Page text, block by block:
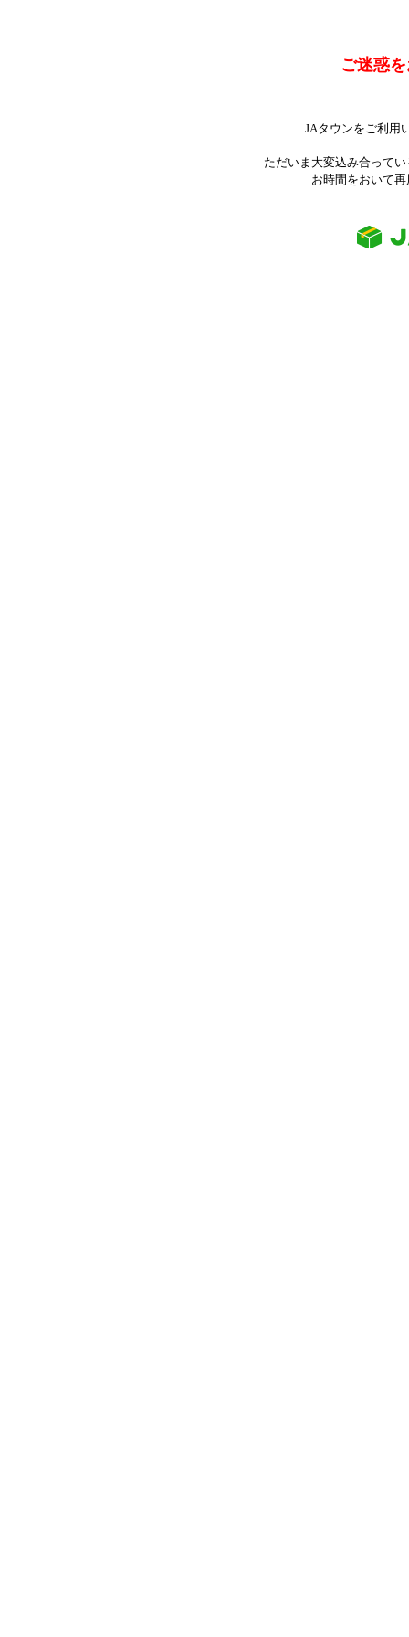
ご迷惑
JAタウンをご利用
ただいま大変込み合って
お時間をおいて